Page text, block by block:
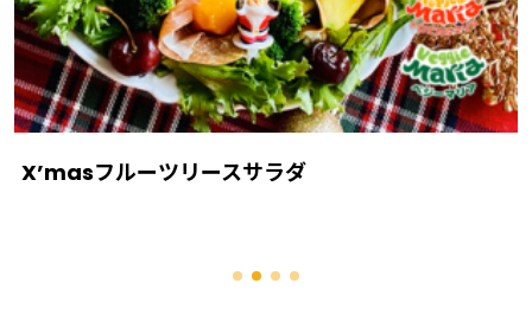
X’masフルーツリースサラダ